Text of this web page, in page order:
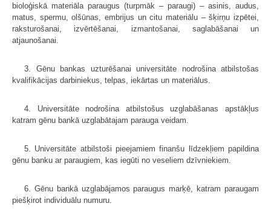
bioloģiskā materiāla paraugus (turpmāk – paraugi) – asinis, audus,
matus, spermu, olšūnas, embrijus un citu materiālu – šķirņu izpētei,
raksturošanai, izvērtēšanai, izmantošanai, saglabāšanai un
atjaunošanai.
3. Gēnu bankas uzturēšanai universitāte nodrošina atbilstošas
kvalifikācijas darbiniekus, telpas, iekārtas un materiālus.
4. Universitāte nodrošina atbilstošus uzglabāšanas apstākļus
katram gēnu bankā uzglabātajam parauga veidam.
5. Universitāte atbilstoši pieejamiem finanšu līdzekļiem papildina
gēnu banku ar paraugiem, kas iegūti no veseliem dzīvniekiem.
6. Gēnu bankā uzglabājamos paraugus marķē, katram paraugam
piešķirot individuālu numuru.